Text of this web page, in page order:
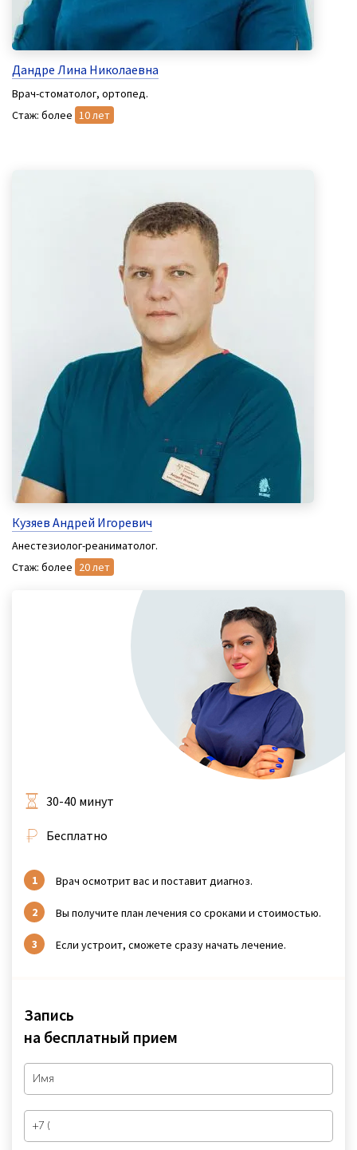
Дандре Лина Николаевна
Врач-стоматолог, ортопед.
Стаж: более 10 лет
Кузяев Андрей Игоревич
Анестезиолог-реаниматолог.
Стаж: более 20 лет
Запись
на бесплатный прием
30-40 минут
Бесплатно
Врач осмотрит вас и поставит диагноз.
Вы получите план лечения со сроками и стоимостью.
Если устроит, сможете сразу начать лечение.